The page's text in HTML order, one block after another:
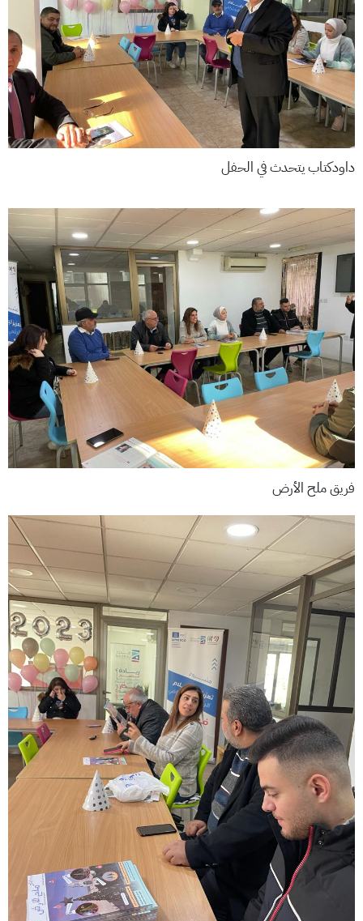
داودكتاب يتحدث في الحفل
فريق ملح الأرض